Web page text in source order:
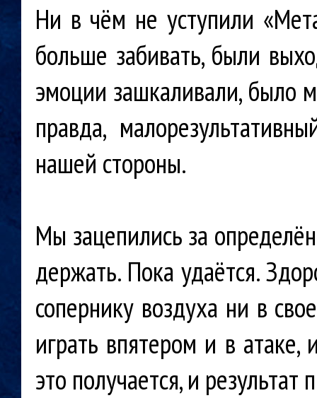
Ни в чём не уступили
больше забивать, были
эмоции зашкаливали, было
правда,
нашей стороны.
Мы зацепились за
держать. Пока удаётся.
сопернику воздуха ни в
играть впятером и в
это получается, и результат